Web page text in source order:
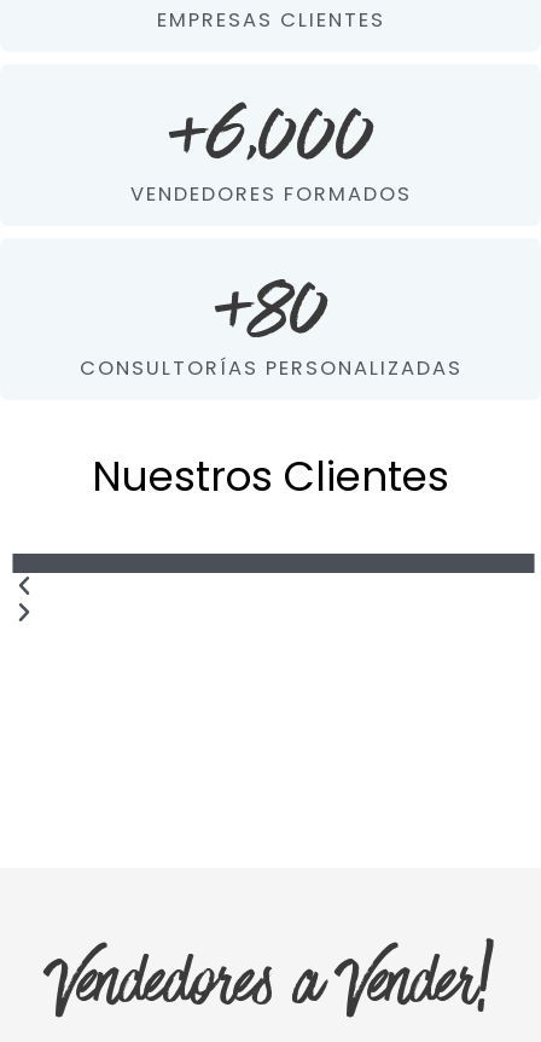
EMPRESAS CLIENTES
VENDEDORES FORMADOS
+6,000
CONSULTORÍAS PERSONALIZADAS
+80
Nuestros Clientes
Vendedores a Vender!